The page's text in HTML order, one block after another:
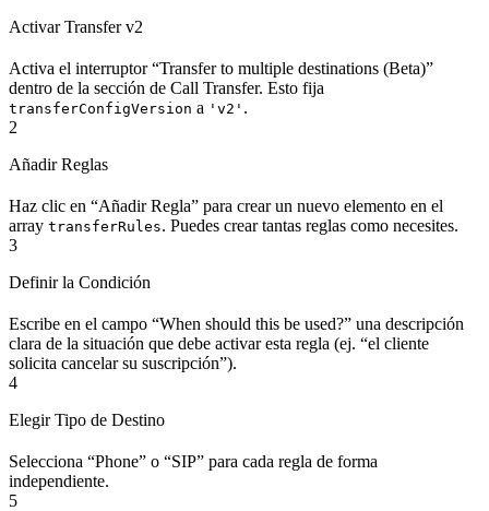
Activar Transfer v2
Activa el interruptor “Transfer to multiple destinations (Beta)”
dentro de la sección de Call Transfer. Esto fija
transferConfigVersion a 'v2' .
2
Añadir Reglas
Haz clic en “Añadir Regla” para crear un nuevo elemento en el
array transferRules. Puedes crear tantas reglas como necesites.
3
Definir la Condición
Escribe en el campo “When should this be used?” una descripción
clara de la situación que debe activar esta regla (ej. “el cliente
solicita cancelar su suscripción”).
4
Elegir Tipo de Destino
Selecciona “Phone” o “SIP” para cada regla de forma
independiente.
5